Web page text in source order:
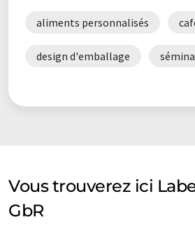
aliments personnalisés
design d'emballage
Vous trouverez ici
GbR